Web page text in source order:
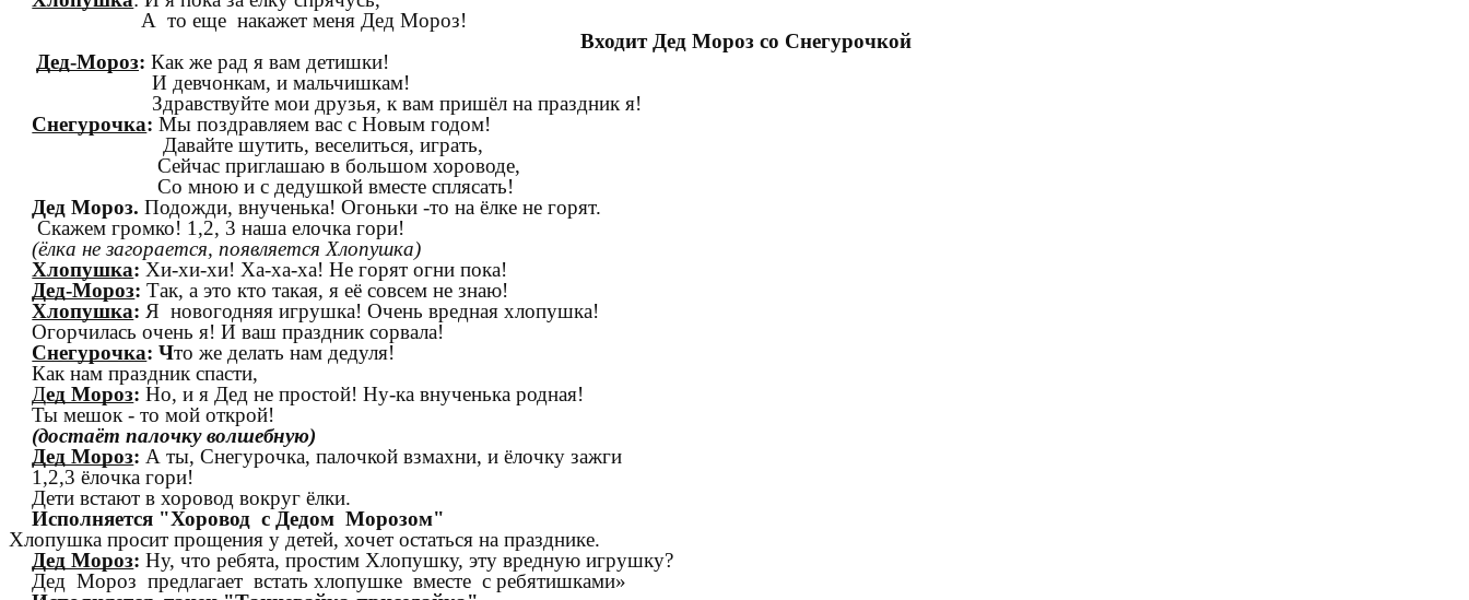
А то еще накажет меня Дед Мороз!
Входит Дед Мороз со Снегурочкой
Дед-Мороз: Как же рад я вам детишки!
И девчонкам, и мальчишкам!
Здравствуйте мои друзья, к вам пришёл на праздник я!
Снегурочка: Мы поздравляем вас с Новым годом!
Давайте шутить, веселиться, играть,
Сейчас приглашаю в большом хороводе,
Со мною и с дедушкой вместе сплясать!
Дед Мороз.Подожди, внученька! Огоньки -то на ёлке не горят.
Скажем громко! 1,2, 3 наша елочка гори!
(ёлка не загорается, появляется Хлопушка)
Хлопушка: Хи-хи-хи! Ха-ха-ха! Не горят огни пока!
Дед-Мороз: Так, а это кто такая, я её совсем не знаю!
Хлопушка: Я новогодняя игрушка! Очень вредная хлопушка!
Огорчилась очень я! И ваш праздник сорвала!
Снегурочка: Что же делать нам дедуля!
Как нам праздник спасти,
Дед Мороз:Но, и я Дед не простой! Ну-ка внученька родная!
Ты мешок - то мой открой!
(достаёт палочку волшебную)
Дед Мороз: А ты, Снегурочка, палочкой взмахни, и ёлочку зажги
1,2,3 ёлочка гори!
Дети встают в хоровод вокруг ёлки.
Исполняется "Хоровод с Дедом Морозом"
Хлопушка просит прощения у детей, хочет остаться на празднике.
Дед Мороз:Ну, что ребята, простим Хлопушку, эту вредную игрушку?
Дед Мороз предлагает встать хлопушке вместе с ребятишками»